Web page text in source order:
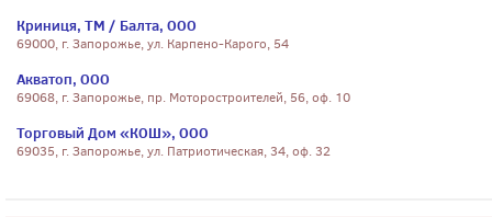
Криниця, ТМ / Балта, ООО
69000, г. Запорожье, ул. Карпено-Карого, 54
Акватоп, ООО
69068, г. Запорожье, пр. Моторостроителей, 56, оф. 10
Торговый Дом «КОШ», ООО
69035, г. Запорожье, ул. Патриотическая, 34, оф. 32